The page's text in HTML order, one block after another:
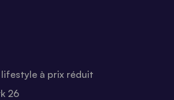
à prix réduit
26